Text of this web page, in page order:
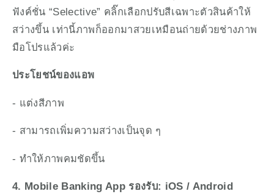
ฟังค์ชั่น “Selective” คลิ๊กเลือกปรับสีเฉพาะตัวสินค้าให้
สว่างขึ้น เท่านี้ภาพก็ออกมาสวยเหมือนถ่ายด้วยช่างภาพ
มือโปรแล้วค่ะ
ประโยชน์ของแอพ
- แต่งสีภาพ
- สามารถเพิ่มความสว่างเป็นจุด ๆ
- ทำให้ภาพคมชัดขึ้น
4. Mobile Banking App รองรับ: iOS / Android